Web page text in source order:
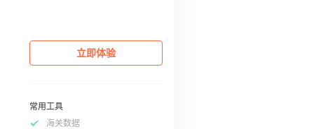
立即体验
常用工具
海关数据